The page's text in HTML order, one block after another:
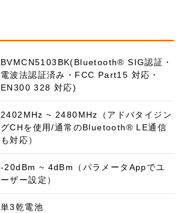
BVMCN5103BK(Bluetooth® SIG認証・
電波法認証済み・FCC Part15 対応・
EN300 328 対応)
2402MHz ~ 2480MHz（アドバタイジン
グCHを使用/通常のBluetooth®︎ LE通信
も対応）
-20dBm ~ 4dBm（パラメータAppでユ
ーザー設定）
単3乾電池